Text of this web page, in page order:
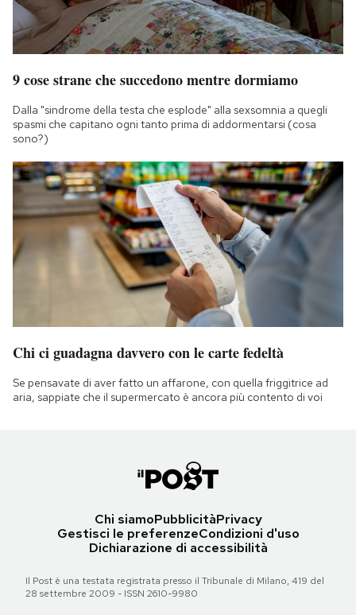
9 cose strane che succedono mentre dormiamo
Dalla "sindrome della testa che esplode" alla sexsomnia a quegli
spasmi che capitano ogni tanto prima di addormentarsi (cosa
sono?)
Chi ci guadagna davvero con le carte fedeltà
Se pensavate di aver fatto un affarone, con quella friggitrice ad
aria, sappiate che il supermercato è ancora più contento di voi
Chi siamoPubblicitàPrivacy
Gestisci le preferenzeCondizioni d'uso
Dichiarazione di accessibilità
Il Post è una testata registrata presso il Tribunale di Milano, 419 del
28 settembre 2009 - ISSN 2610-9980